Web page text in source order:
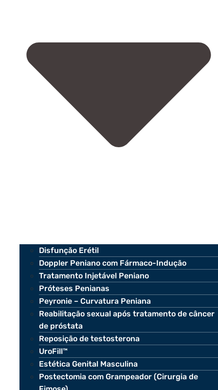
Disfunção Erétil
Doppler Peniano com Fármaco-Indução
Tratamento Injetável Peniano
Próteses Penianas
Peyronie – Curvatura Peniana
Reabilitação sexual após tratamento de câncer
de próstata
Reposição de testosterona
UroFill™
Estética Genital Masculina
Postectomia com Grampeador (Cirurgia de